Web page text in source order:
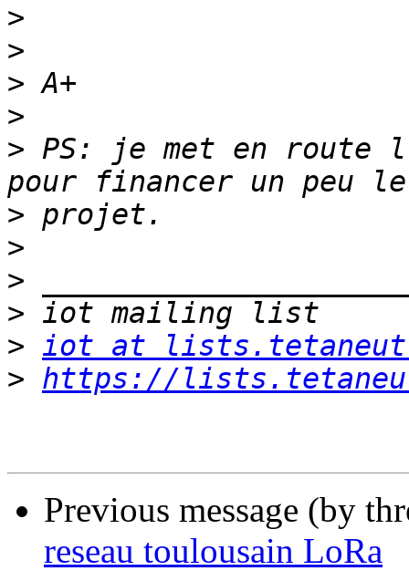
>
>
>
>
> PS: je met en route
>
>
>
>
> iot at
> https://
Previous message (by
reseau toulousain LoRa